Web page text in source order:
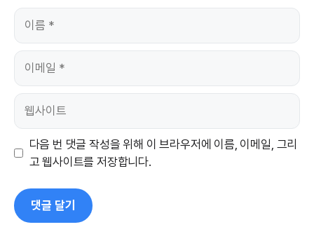
이
이
일
웹
트
다음 번 댓글 작성을 위해 이 브라우저에 이름, 이메일, 그리
고 웹사이트를 저장합니다.